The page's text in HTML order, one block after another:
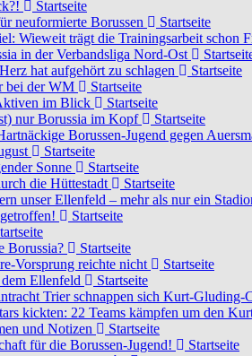
Startseite
neuformierte Borussen
Startseite
Wieweit trägt die Trainingsarbeit schon
in der Verbandsliga Nord-Ost
hat aufgehört zu schlagen
Startseite
bei der WM
Startseite
im Blick
Startseite
nur Borussia im Kopf
Startseite
Borussen-Jugend gegen
Startseite
Sonne
Startseite
die Hüttestadt
Startseite
unser Ellenfeld – mehr als nur ein
Startseite
Borussia?
Startseite
Vorsprung reichte nicht
Startseite
Ellenfeld
Startseite
Trier schnappen sich Kurt-Gluding-
kickten: 22 Teams kämpfen um den
und Notizen
Startseite
für die Borussen-Jugend!
Startseite